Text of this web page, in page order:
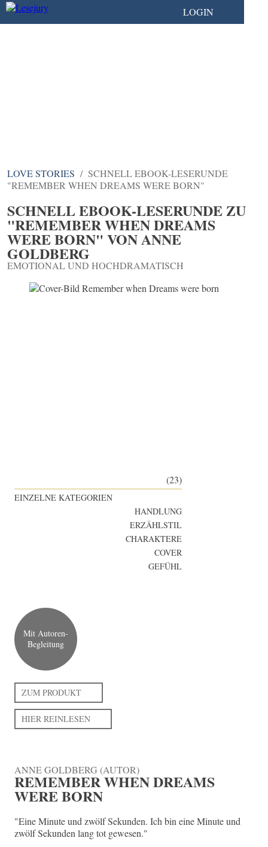
LOGIN
LOVE STORIES
SCHNELL EBOOK-LESERUNDE
"REMEMBER WHEN DREAMS WERE BORN"
SCHNELL EBOOK-LESERUNDE ZU
"REMEMBER WHEN DREAMS
WERE BORN" VON ANNE
GOLDBERG
EMOTIONAL UND HOCHDRAMATISCH
(23)
EINZELNE KATEGORIEN
HANDLUNG
ERZÄHLSTIL
CHARAKTERE
COVER
GEFÜHL
Mit Autoren-
Begleitung
ZUM PRODUKT
HIER REINLESEN
ANNE GOLDBERG (AUTOR)
REMEMBER WHEN DREAMS
WERE BORN
"Eine Minute und zwölf Sekunden. Ich bin eine Minute und
zwölf Sekunden lang tot gewesen."